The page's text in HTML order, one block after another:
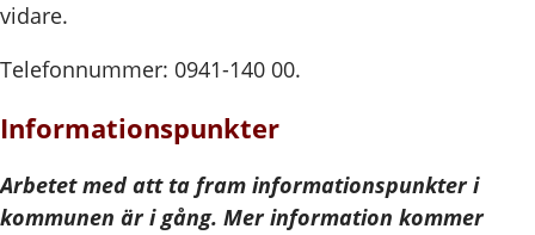
vidare.
Telefonnummer: 0941-140 00.
Informationspunkter
Arbetet med att ta fram informationspunkter i
kommunen är i gång. Mer information kommer